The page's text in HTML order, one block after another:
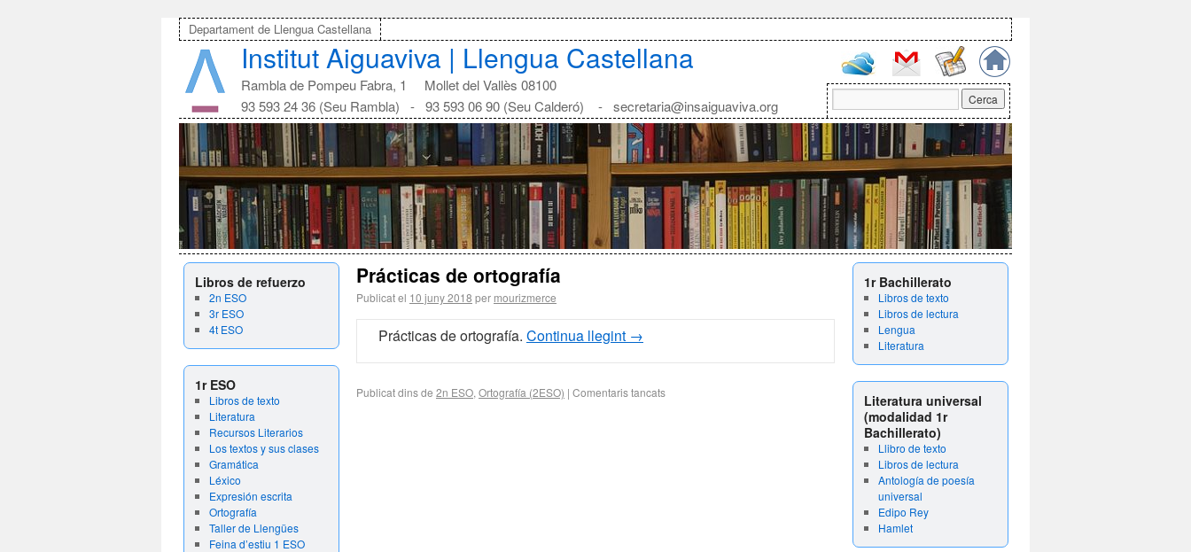
Departament de Llengua Castellana
Institut Aiguaviva | Llengua Castellana
Rambla de Pompeu Fabra, 1 Mollet del Vallès 08100
93 593 24 36 (Seu Rambla) - 93 593 06 90 (Seu Calderó) - secretaria@insaiguaviva.org
Libros de refuerzo
2n ESO
3r ESO
4t ESO
1r ESO
Libros de texto
Literatura
Recursos Literarios
Los textos y sus clases
Gramática
Léxico
Expresión escrita
Ortografía
Taller de Llengües
Feina d’estiu 1 ESO
1r Bachillerato
Libros de texto
Libros de lectura
Lengua
Literatura
Literatura universal
(modalidad 1r
Bachillerato)
Llibro de texto
Libros de lectura
Antología de poesía
universal
Edipo Rey
Hamlet
Prácticas de ortografía
Publicat el 10 juny 2018 per mourizmerce
Prácticas de ortografía. Continua llegint →
Publicat dins de 2n ESO, Ortografía (2ESO) | Comentaris tancats